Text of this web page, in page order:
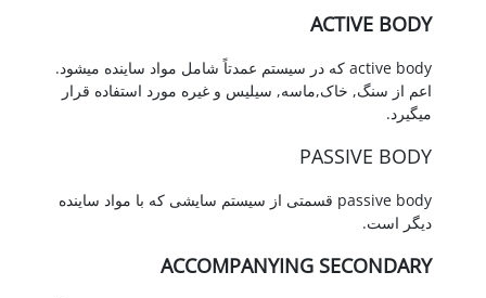
ACTIVE BODY
active body که در سیستم عمدتاً شامل مواد ساینده میشود.
اعم از سنگ, خاک,ماسه, سیلیس و غیره مورد استفاده قرار
میگیرد.
PASSIVE BODY
passive body قسمتی از سیستم سایشی که با مواد ساینده
دیگر است.
ACCOMPANYING SECONDARY